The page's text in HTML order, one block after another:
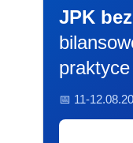
JPK
praktyce
📅 11-